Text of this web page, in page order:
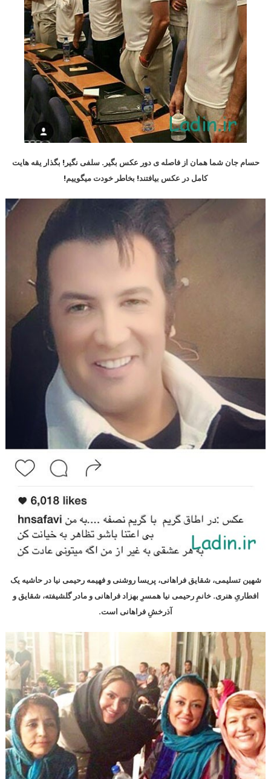
حسام جان شما همان از فاصله ی دور عکس بگیر. سلفی نگیر! بگذار یقه هایت
کامل در عکس بیافتند! بخاطر خودت میگوییم!
شهین تسلیمی، شقایق فراهانی، پریسا روشنی و فهیمه رحیمی نیا در حاشیه یک
افطاریِ هنری. خانمِ رحیمی نیا همسرِ بهزاد فراهانی و مادر گلشیفته، شقایق و
آذرخشِ فراهانی است.